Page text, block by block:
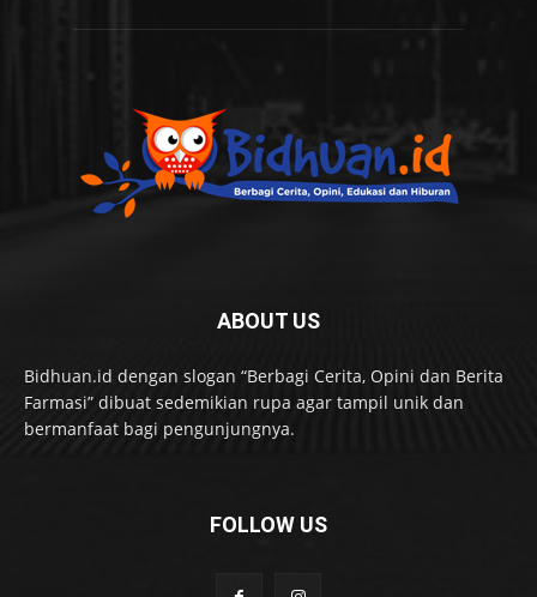
ABOUT US
Bidhuan.id dengan slogan “Berbagi Cerita, Opini dan Berita
Farmasi” dibuat sedemikian rupa agar tampil unik dan
bermanfaat bagi pengunjungnya.
FOLLOW US